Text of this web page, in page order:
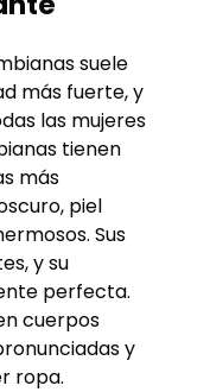
suele
más fuerte, y
las mujeres
tienen
más
piel
Sus
y su
perfecta.
cuerpos
y
ropa.